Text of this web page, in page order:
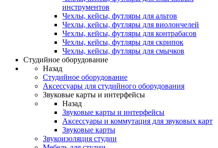
инструментов
Чехлы, кейсы, футляры для альтов
Чехлы, кейсы, футляры для виолончелей
Чехлы, кейсы, футляры для контрабасов
Чехлы, кейсы, футляры для скрипок
Чехлы, кейсы, футляры для смычков
Студийное оборудование
Назад
Студийное оборудование
Аксессуары для студийного оборудования
Звуковые карты и интерфейсы
Назад
Звуковые карты и интерфейсы
Аксессуары и коммутация для звуковых карт
Звуковые карты
Звукоизоляция студии